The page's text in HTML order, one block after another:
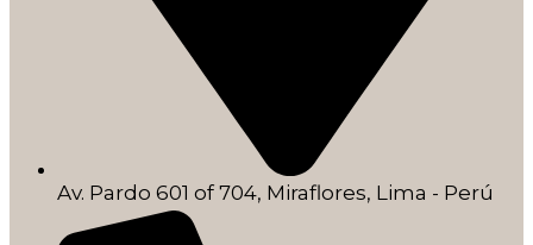
Av. Pardo 601 of 704, Miraflores, Lima - Perú